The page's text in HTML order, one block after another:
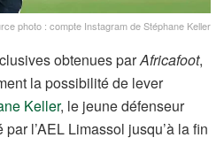
photo : compte Instagram de Stéphane Keller
obtenues parAfricafoot,
la possibilité de lever
Keller, le jeune défenseur
l’AEL Limassol jusqu’à la fin